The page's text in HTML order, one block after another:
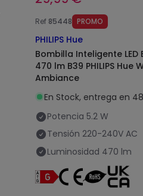
Ref 85448 PROMO
PHILIPS Hue
Bombilla Inteligente LED
470 lm B39 PHILIPS Hue
Ambiance
En Stock, entrega en
Potencia 5.2 W
Tensión 220-240V AC
Luminosidad 470 lm